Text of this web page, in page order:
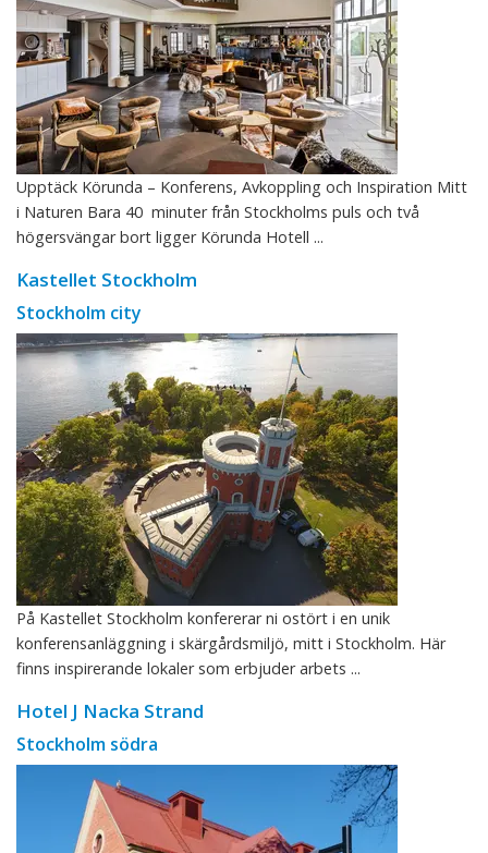
Upptäck Körunda – Konferens, Avkoppling och Inspiration Mitt
i Naturen Bara 40 minuter från Stockholms puls och två
högersvängar bort ligger Körunda Hotell ...
Kastellet Stockholm
Stockholm city
På Kastellet Stockholm konfererar ni ostört i en unik
konferensanläggning i skärgårdsmiljö, mitt i Stockholm. Här
finns inspirerande lokaler som erbjuder arbets ...
Hotel J Nacka Strand
Stockholm södra